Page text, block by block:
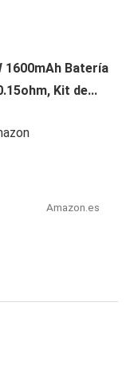
1600mAh Batería
Kit de...
Amazon.es